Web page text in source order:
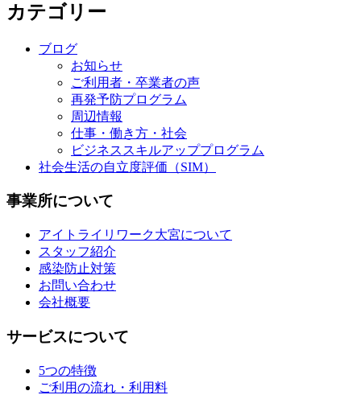
カテゴリー
ブログ
お知らせ
ご利用者・卒業者の声
再発予防プログラム
周辺情報
仕事・働き方・社会
ビジネススキルアッププログラム
社会生活の自立度評価（SIM）
事業所について
アイトライリワーク大宮について
スタッフ紹介
感染防止対策
お問い合わせ
会社概要
サービスについて
5つの特徴
ご利用の流れ・利用料